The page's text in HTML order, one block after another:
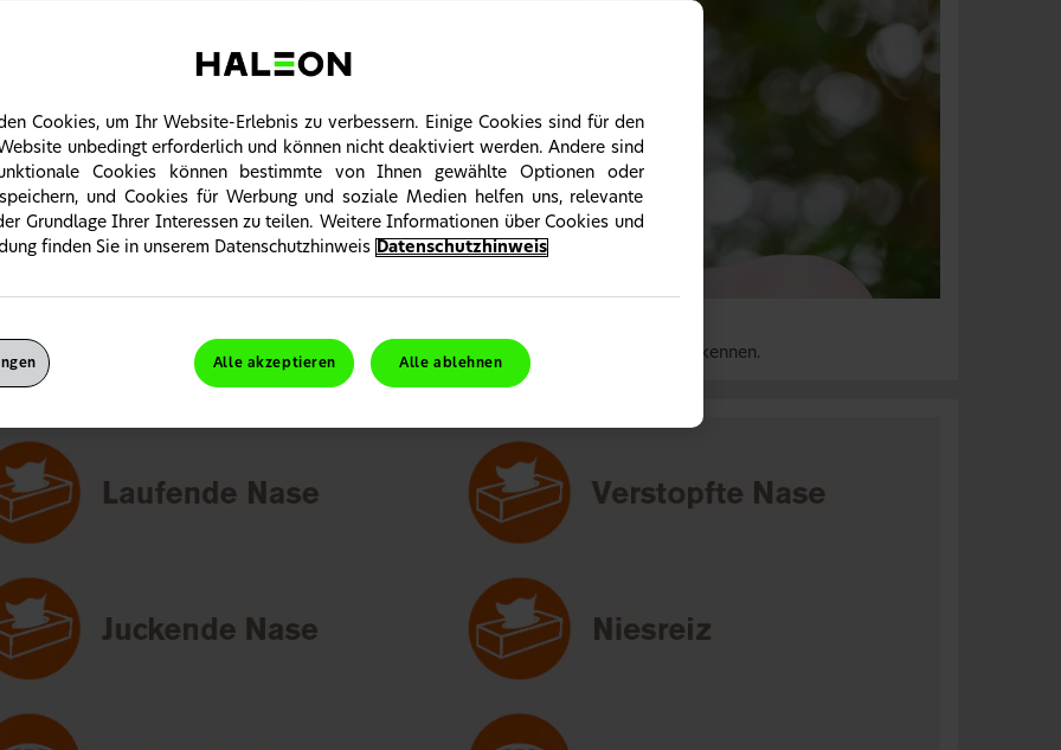
kann effektiv behandelt werden, daher ist es wichtig, Heuschnupfen richtig zu erkennen.
Cookies, um Ihr Website-Erlebnis zu verbessern. Einige Cookies sind für den
unbedingt erforderlich und können nicht deaktiviert werden. Andere sind
Cookies können bestimmte von Ihnen gewählte Optionen oder
und Cookies für Werbung und soziale Medien helfen uns, relevante
Grundlage Ihrer Interessen zu teilen. Weitere Informationen über Cookies und
finden Sie in unserem Datenschutzhinweis
Datenschutzhinweis
Alle akzeptieren Alle ablehnen